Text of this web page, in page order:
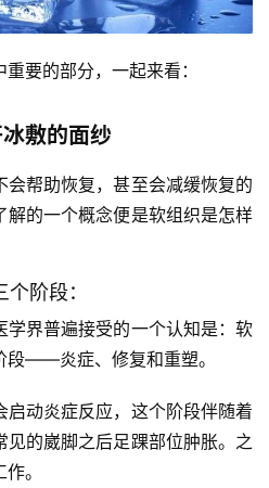
要的部分，一起来看：
敷的面纱
帮助恢复，甚至会减缓恢复的
解的一个概念便是软组织是怎样
阶段：
学界普遍接受的一个认知是：软
段——炎症、修复和重塑。
启动炎症反应，这个阶段伴随着
的崴脚之后足踝部位肿胀。之
。